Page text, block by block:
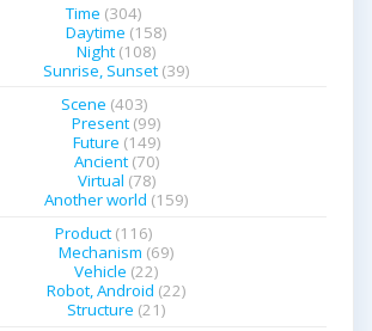
Time (304)
Daytime (158)
Night (108)
Sunrise, Sunset (39)
Scene (403)
Present (99)
Future (149)
Ancient(70)
Virtual (78)
Another world (159)
Product (116)
Mechanism (69)
Vehicle (22)
Robot, Android (22)
Structure (21)